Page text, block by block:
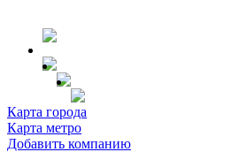
Карта города
Карта метро
Добавить компанию